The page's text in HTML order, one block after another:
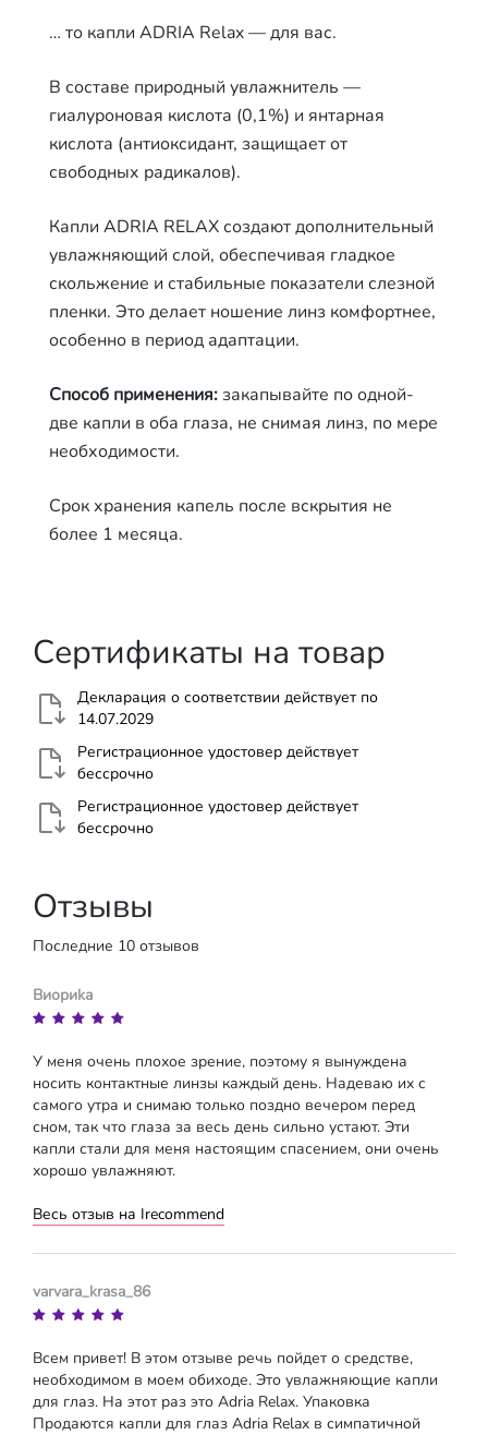
… то капли ADRIA Relax — для вас.
В составе природный увлажнитель —
гиалуроновая кислота (0,1%) и янтарная
кислота (антиоксидант, защищает от
свободных радикалов).
Капли ADRIA RELAX создают дополнительный
увлажняющий слой, обеспечивая гладкое
скольжение и стабильные показатели слезной
пленки. Это делает ношение линз комфортнее,
особенно в период адаптации.
Способ применения:закапывайте по одной-
две капли в оба глаза, не снимая линз, по мере
необходимости.
Срок хранения капель после вскрытия не
более 1 месяца.
Сертификаты на товар
Декларация о соответствии действует по
14.07.2029
Регистрационное удостовер действует
бессрочно
Регистрационное удостовер действует
бессрочно
Отзывы
Последние 10 отзывов
Виориkа
У меня очень плохое зрение, поэтому я вынуждена
носить контактные линзы каждый день. Надеваю их с
самого утра и снимаю только поздно вечером перед
сном, так что глаза за весь день сильно устают. Эти
капли стали для меня настоящим спасением, они очень
хорошо увлажняют.
Весь отзыв на Irecommend
varvara_krasa_86
Всем привет! В этом отзыве речь пойдет о средстве,
необходимом в моем обиходе. Это увлажняющие капли
для глаз. На этот раз это Adria Relax. Упаковка
Продаются капли для глаз Adria Relax в симпатичной